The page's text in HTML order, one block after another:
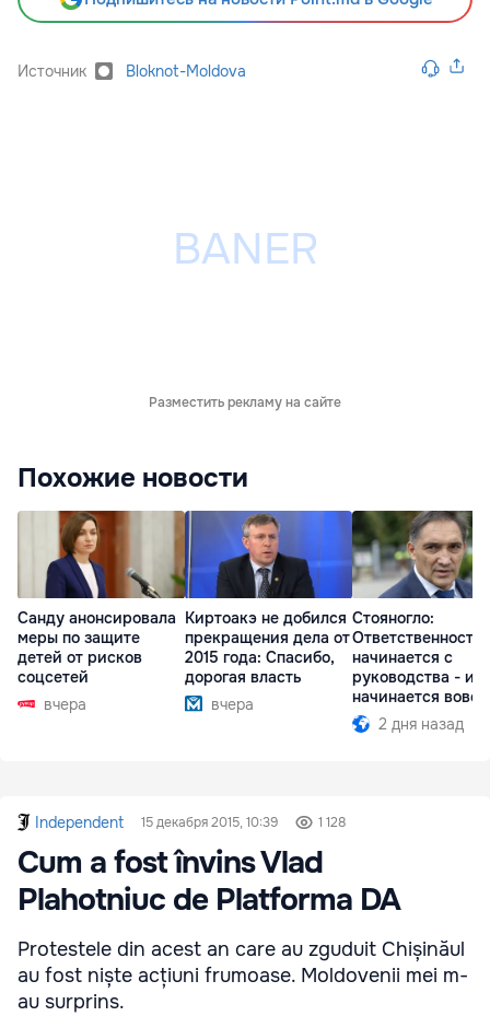
Источник Bloknot-Moldova
Разместить рекламу на сайте
Похожие новости
Санду анонсировала
меры по защите
детей от рисков
соцсетей
вчера
Киртоакэ не добился
прекращения дела от
2015 года: Спасибо,
дорогая власть
вчера
Стояногло:
Ответственность
начинается с
руководства -
начинается вовсе
2 дня назад
Independent 15 декабря 2015, 10:39 1 128
Cum a fost învins Vlad
Plahotniuc de Platforma DA
Protestele din acest an care au zguduit Chișinăul
au fost niște acțiuni frumoase. Moldovenii mei m-
au surprins.